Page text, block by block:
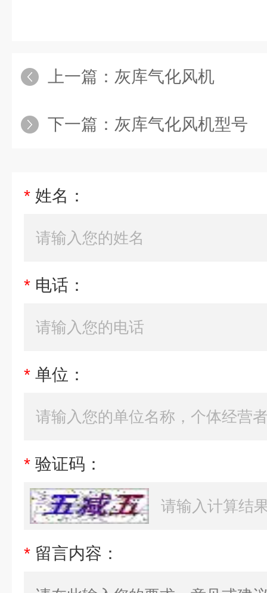
上一篇： 灰库气化风机
下一篇： 灰库气化风机型号
* 姓名：
* 电话：
* 单位：
* 验证码：
* 留言内容：